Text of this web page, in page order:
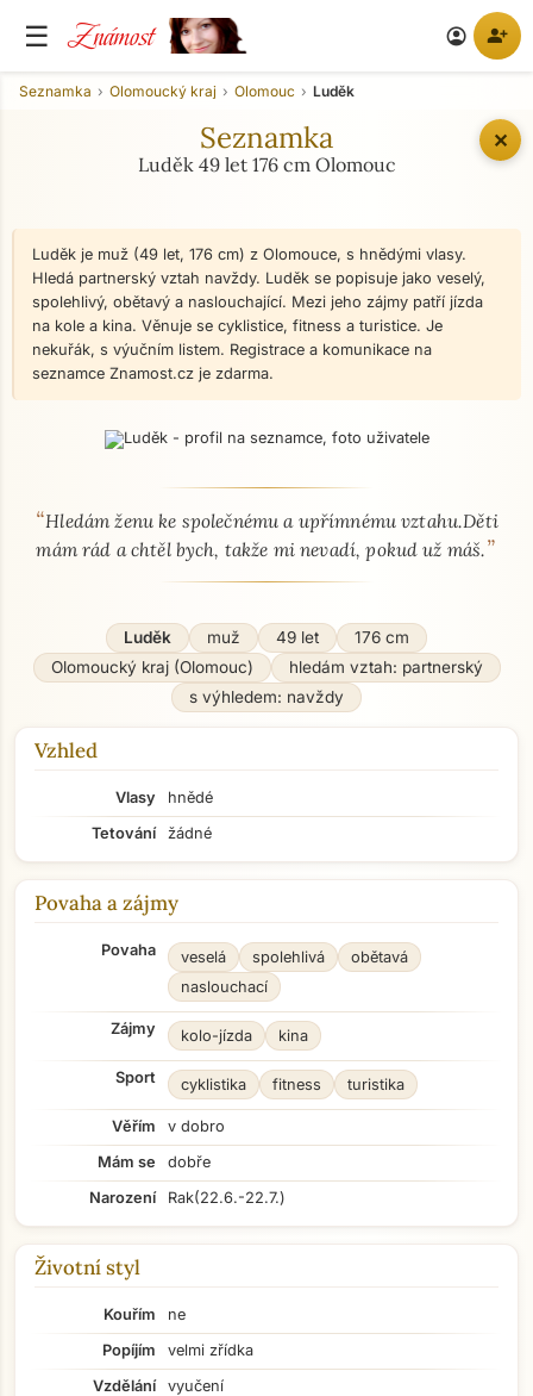
☰ Známost account_circle person_add
✕
Seznamka Olomoucký kraj Olomouc Luděk
Seznamka
Luděk 49 let 176 cm Olomouc
Luděk je muž (49 let, 176 cm) z Olomouce, s hnědými vlasy.
Hledá partnerský vztah navždy. Luděk se popisuje jako veselý,
spolehlivý, obětavý a naslouchající. Mezi jeho zájmy patří jízda
na kole a kina. Věnuje se cyklistice, fitness a turistice. Je
nekuřák, s výučním listem. Registrace a komunikace na
seznamce Znamost.cz je zdarma.
O mně - seznamka profil
“Hledám ženu ke společnému a upřímnému vztahu.Děti
mám rád a chtěl bych, takže mi nevadí, pokud už máš.”
Luděk muž 49 let
176 cm
Olomoucký kraj (Olomouc)
hledám vztah: partnerský
s výhledem: navždy
Vzhled
Vlasy
hnědé
Tetování
žádné
Povaha a zájmy
Povaha veselá spolehlivá
obětavá
naslouchací
Zájmy kolo-jízda kina
Sport cyklistika fitness turistika
Věřím
v dobro
Mám se
dobře
Narození
Rak(22.6.-22.7.)
Životní styl
Kouřím
ne
Popíjím
velmi zřídka
Vzdělání
vyučení